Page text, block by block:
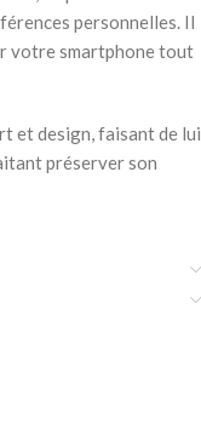
personnelles. Il
votre smartphone tout
et design, faisant de lui
préserver son